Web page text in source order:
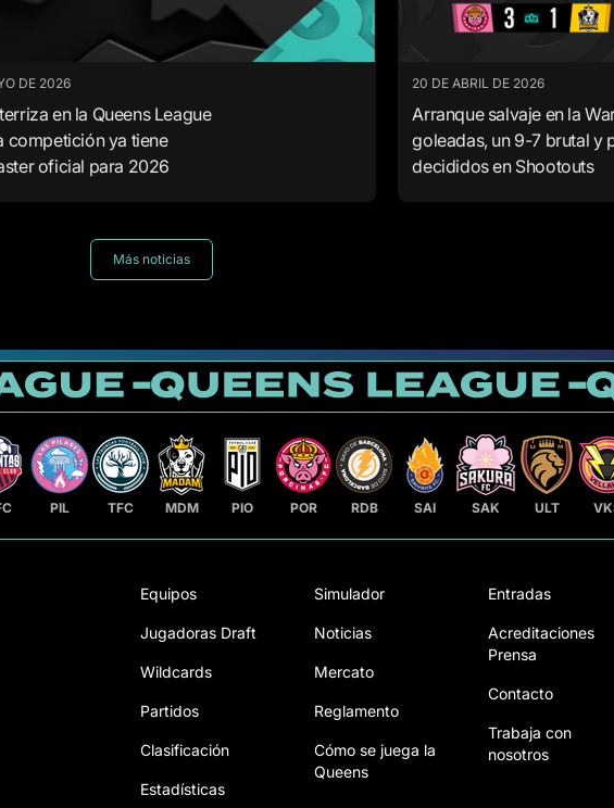
DE 2026
en la Queens League
competición ya tiene
oficial para 2026
20 DE ABRIL DE 2026
Arranque salvaje en la
goleadas, un 9-7 brutal y
decididos en Shootouts
Más noticias
PIL TFC MDM PIO POR RDB SAI SAK ULT
Equipos
Jugadoras Draft
Wildcards
Partidos
Clasificación
Estadísticas
Simulador
Noticias
Mercato
Reglamento
Cómo se juega la
Queens
Entradas
Acreditaciones
Prensa
Contacto
Trabaja con
nosotros